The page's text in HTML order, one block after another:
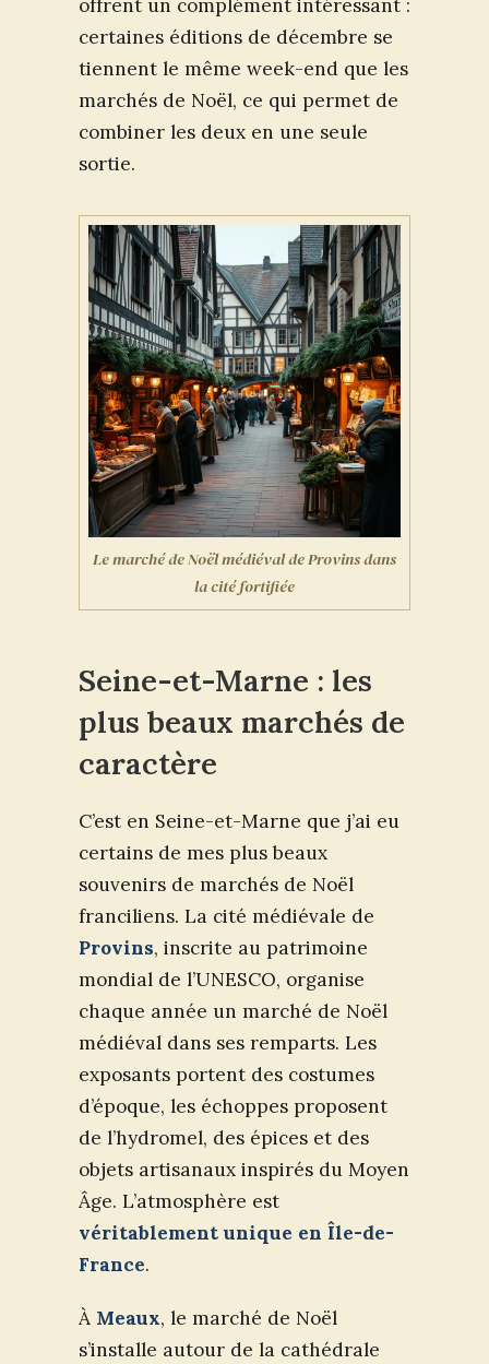
offrent un complément intéressant :
certaines éditions de décembre se
tiennent le même week-end que les
marchés de Noël, ce qui permet de
combiner les deux en une seule
sortie.
Le marché de Noël médiéval de Provins dans
la cité fortifiée
Seine-et-Marne : les
plus beaux marchés de
caractère
C’est en Seine-et-Marne que j’ai eu
certains de mes plus beaux
souvenirs de marchés de Noël
franciliens. La cité médiévale de
Provins, inscrite au patrimoine
mondial de l’UNESCO, organise
chaque année un marché de Noël
médiéval dans ses remparts. Les
exposants portent des costumes
d’époque, les échoppes proposent
de l’hydromel, des épices et des
objets artisanaux inspirés du Moyen
Âge. L’atmosphère est
véritablement unique en Île-de-
France.
À Meaux, le marché de Noël
s’installe autour de la cathédrale